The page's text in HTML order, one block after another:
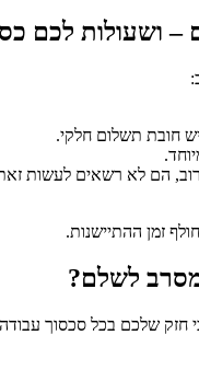
– ושעולות לכם
חובת תשלום חלקי.
הם לא רשאים לעשות
זמן ההתיישנות.
לשלם?
שלכם בכל סכסוך